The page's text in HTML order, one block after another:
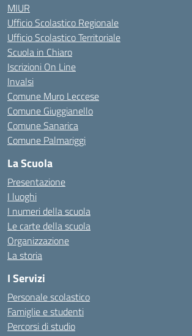
MIUR
Ufficio Scolastico Regionale
Ufficio Scolastico Territoriale
Scuola in Chiaro
Iscrizioni On Line
Invalsi
Comune Muro Leccese
Comune Giuggianello
Comune Sanarica
Comune Palmariggi
La Scuola
Presentazione
I luoghi
I numeri della scuola
Le carte della scuola
Organizzazione
La storia
I Servizi
Personale scolastico
Famiglie e studenti
Percorsi di studio